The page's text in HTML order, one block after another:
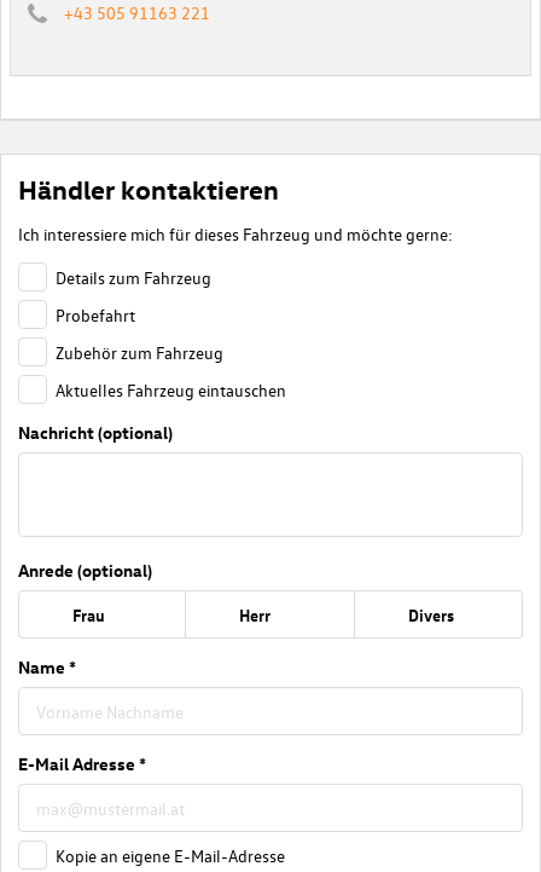
+43 505 91163 221
Händler kontaktieren
Ich interessiere mich für dieses Fahrzeug und möchte gerne:
Details zum Fahrzeug
Probefahrt
Zubehör zum Fahrzeug
Aktuelles Fahrzeug eintauschen
Nachricht (optional)
Anrede (optional)
Frau Herr Divers
Name *
E-Mail Adresse *
Kopie an eigene E-Mail-Adresse